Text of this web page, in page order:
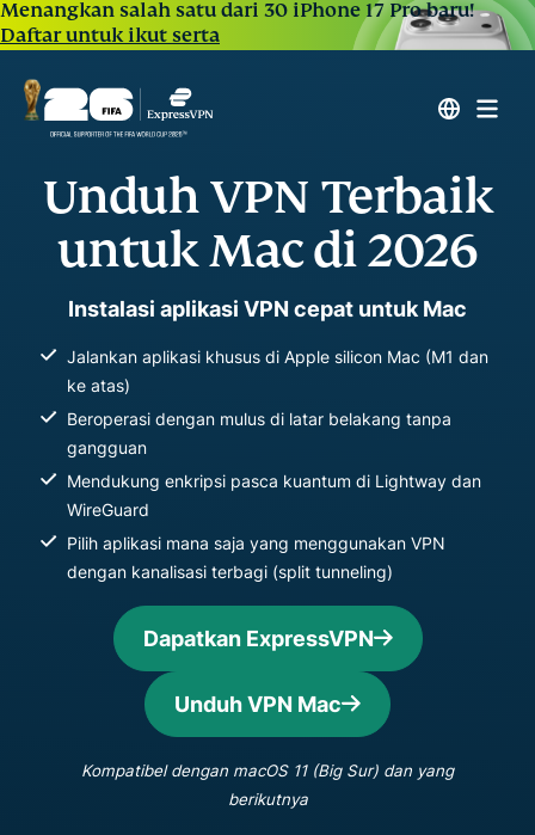
Menangkan salah satu dari 30 iPhone 17 Pro baru!
Daftar untuk ikut serta
Unduh VPN Terbaik
untuk Mac di 2026
Instalasi aplikasi VPN cepat untuk Mac
Jalankan aplikasi khusus di Apple silicon Mac (M1 dan
ke atas)
Beroperasi dengan mulus di latar belakang tanpa
gangguan
Mendukung enkripsi pasca kuantum di Lightway dan
WireGuard
Pilih aplikasi mana saja yang menggunakan VPN
dengan kanalisasi terbagi (split tunneling)
Dapatkan ExpressVPN
Unduh VPN Mac
Kompatibel dengan macOS 11 (Big Sur) dan yang
berikutnya